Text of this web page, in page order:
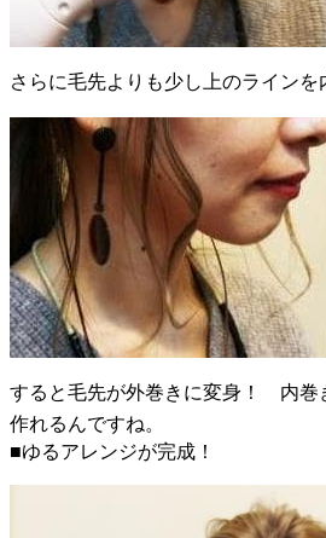
さらに毛先よりも少し上のラインを
すると毛先が外巻きに変身！ 内巻
作れるんですね。
■ゆるアレンジが完成！